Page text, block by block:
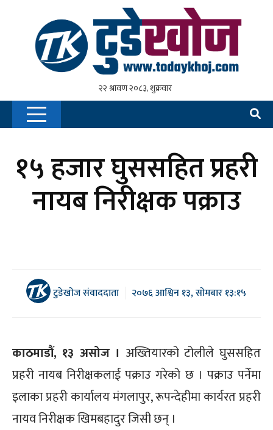
१५ हजार घुससहित प्रहरी
नायब निरीक्षक पक्राउ
टुडेखोज संवाददाता २०७६ आश्विन १३, सोमबार १३:१५
काठमाडौं, १३ असोज । अख्तियारको टोलीले घुससहित
प्रहरी नायब निरीक्षकलाई पक्राउ गरेको छ । पक्राउ पर्नेमा
इलाका प्रहरी कार्यालय मंगलापुर, रूपन्देहीमा कार्यरत प्रहरी
नायव निरीक्षक खिमबहादुर जिसी छन् ।